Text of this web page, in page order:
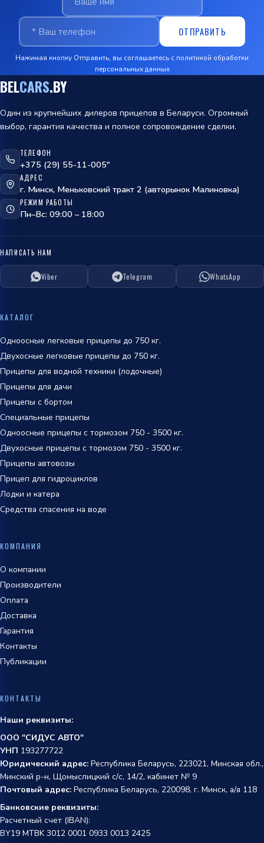
ОТПРАВИТЬ
Нажимая кнопку Отправить, вы соглашаетесь с политикой обработки
персональных данных
ОТПРАВИТЬ
BELCARS.BY
Один из крупнейших дилеров прицепов в Беларуси. Огромный
выбор, гарантия качества и полное сопровождение сделки.
ТЕЛЕФОН
+375 (29) 55-11-005"
АДРЕС
г. Минск, Меньковский тракт 2 (авторынок Малиновка)
РЕЖИМ РАБОТЫ
Пн–Вс: 09:00 – 18:00
НАПИСАТЬ НАМ
Viber Telegram WhatsApp
КАТАЛОГ
Одноосные легковые прицепы до 750 кг.
Двухосные легковые прицепы до 750 кг.
Прицепы для водной техники (лодочные)
Прицепы для дачи
Прицепы с бортом
Специальные прицепы
Одноосные прицепы с тормозом 750 - 3500 кг.
Двухосные прицепы с тормозом 750 - 3500 кг.
Прицепы автовозы
Прицеп для гидроциклов
Лодки и катера
Средства спасения на воде
КОМПАНИЯ
О компании
Производители
Оплата
Доставка
Гарантия
Контакты
Публикации
КОНТАКТЫ
Наши реквизиты:
ООО "СИДУС АВТО"
УНП 193277722
Юридический адрес: Республика Беларусь, 223021, Минская обл.,
Минский р-н, Щомыслицкий с/с, 14/2, кабинет № 9
Почтовый адрес: Республика Беларусь, 220098, г. Минск, а/я 118
Банковские реквизиты:
Расчетный счет (IBAN):
BY19 MTBK 3012 0001 0933 0013 2425